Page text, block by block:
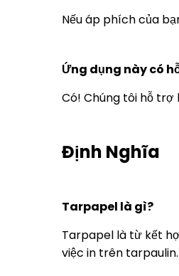
Nếu áp phích của
Ứng dụng này có
Có! Chúng tôi hỗ
Định Nghĩa
Tarpapel là gì?
Tarpapel là từ kết
việc in trên